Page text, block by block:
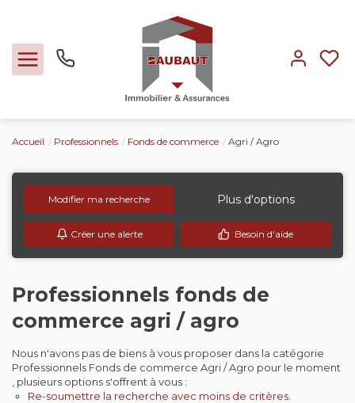
Locations
Expertise
Nos métiers
L'agence
Contact
Accueil Professionnels Fonds de commerce Agri / Agro
Modifier ma recherche Plus d'options
Créer une alerte Besoin d'aide
Professionnels fonds de
commerce agri / agro
Nous n'avons pas de biens à vous proposer dans la catégorie
Professionnels Fonds de commerce Agri / Agro pour le moment
, plusieurs options s'offrent à vous :
Re-soumettre la recherche avec moins de critères.